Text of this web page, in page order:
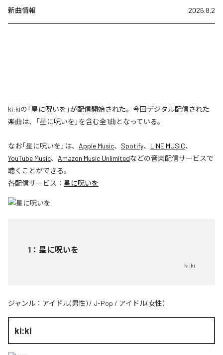
新曲情報 2026.8.2
ki:kiの「星に呪いを」が配信開始された。今回デジタル配信された
楽曲は、「星に呪いを」を含む全1曲となっている。
なお「星に呪いを 」は、 Apple Music、 Spotify、 LINE MUSIC、
YouTube Music、 Amazon Music Unlimitedなどの音楽配信サービスで
聴くことができる。
各配信サービス： 星に呪いを
1 ： 星に呪いを
ki:ki
ジャンル： アイドル(男性) / J-Pop / アイドル(女性)
ki:ki